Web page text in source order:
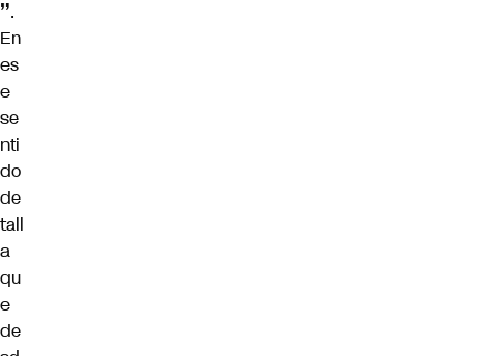
”.
En
es
e
se
nti
do
de
tall
a
qu
e
de